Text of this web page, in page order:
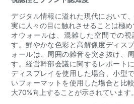
デジタル情報に溢れた現代において
実に人々の目に触れさせることは極
オウォールは、混雑した空間での
す。鮮やかな色彩と高解像度ディス
ォールは、周囲の雑音を突き抜け、
す。経営幹部会議に関するレポート
ディスプレイを使用した場合、小型
いフォーマットを使用した場合と比
大70%向上することが示されています。